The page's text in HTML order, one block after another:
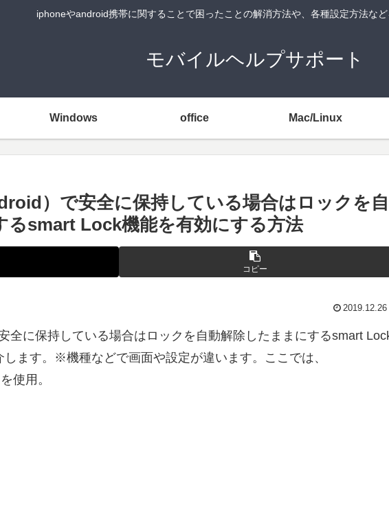
iphoneやandroid携帯に関することで困ったことの解消方法や、各種設定方法など
モバイルヘルプサポート
Windows office Mac/Linux
）で安全に保持している場合はロックを自
るsmart Lock機能を有効にする方法
コピー
2019.12.26
全に保持している場合はロックを自動解除したままにするsmart
ます。※機種などで画面や設定が違います。ここでは、
使用。